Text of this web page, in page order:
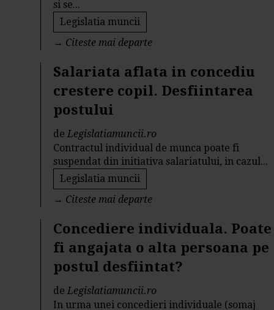
si se...
Legislatia muncii
→ Citeste mai departe
Salariata aflata in concediu
crestere copil. Desfiintarea
postului
deLegislatiamuncii.ro
Contractul individual de munca poate fi
suspendat din initiativa salariatului, in cazul...
Legislatia muncii
→ Citeste mai departe
Concediere individuala. Poate
fi angajata o alta persoana pe
postul desfiintat?
deLegislatiamuncii.ro
In urma unei concedieri individuale (somaj